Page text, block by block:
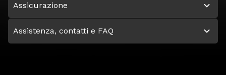
Assicurazione
Assistenza, contatti e FAQ